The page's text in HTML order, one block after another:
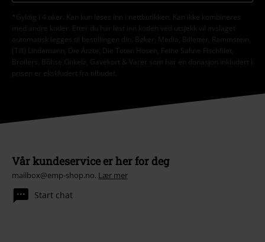
*Gyldig i 4 uker. Kan kun løses inn i nettbutikken. Kan ikke kombineres
med andre koder. Etter du har løst inn koden ved utsjekk vil avslaget
automatisk legges til bestillingen din. Bøker, Media, Billetter, Rammstein,
(Till) Lindemann, Die Ärzte, Die Toten Hosen, Feine Sahne Fischfilet,
Broilers, Böhse Onkelz, Gavekort & Varer som har en donasjon inkludert i
prisen er ekskludert fra tilbudet.
Vår kundeservice er her for deg
mailbox@emp-shop.no. Lær mer
Start chat